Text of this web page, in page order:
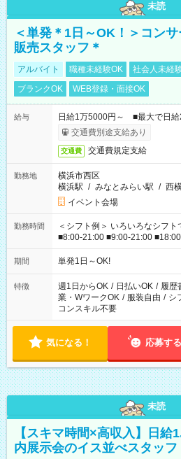
未読
＜単発＊1日～OK！＞コン
販売スタッフ＊
アルバイト 職種未経験OK 社会人未経
ブランクOK
WEB登録・面接OK
給与
日給1万5000円～ ■最大で日給
交通費別途支給あり
交通費 交通費規定支給
勤務地
横浜市西区
横浜駅 / みなとみらい駅 / 西
イベント会場
勤務時間
＜シフト例＞ いろいろなシフ
■8:00-21:00 ■9:00-21:00
期間 単発1日～OK!
特徴 週1日からOK / 日払いOK / 履歴
業・WワークOK / 服装自由 / シ
コンスキル不要
気になる！ 応募する
未読
【スキマ時間×高収入】日給
内展示会のイス並べスタッフ